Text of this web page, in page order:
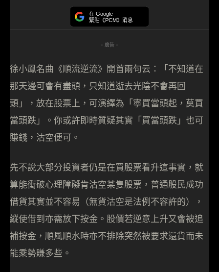
在 Google
緊貼《PCM》消息
- 廣告 -
徐小鳳名曲《順流逆流》開首兩句云：「不知道在
那天邊可會有盡頭，只知道逝去光陰不會再回
頭」，放在股票上，可演繹為「寧買當頭起，莫買
當頭跌」。你或許即時質疑其實「買當頭跌」也可
賺錢，沽空便可。
先不說大部分投資者仍是在買股票看升這事實，就
算能衝破心理障礙肯沽空某隻股票，普通股民成功
借貨其實並不容易（無貨沽空是法例不容許的），
縱使借到亦需放下按金。股價若逆意上升又會被追
補按金，順風順水時亦不排除突然被要求還貨而未
能乘勢賺多些。